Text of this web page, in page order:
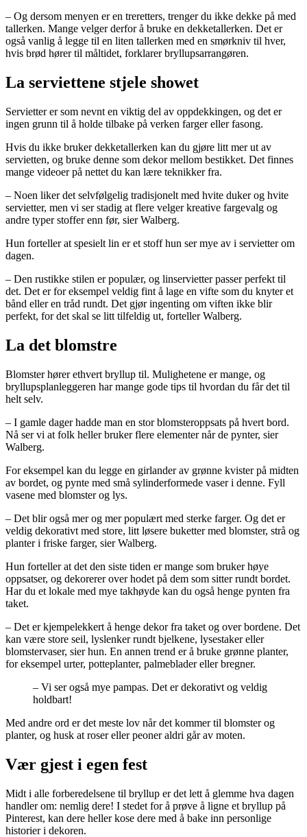
– Og dersom menyen er en treretters, trenger du ikke dekke på med
tallerken. Mange velger derfor å bruke en dekketallerken. Det er
også vanlig å legge til en liten tallerken med en smørkniv til hver,
hvis brød hører til måltidet, forklarer bryllupsarrangøren.
La serviettene stjele showet
Servietter er som nevnt en viktig del av oppdekkingen, og det er
ingen grunn til å holde tilbake på verken farger eller fasong.
Hvis du ikke bruker dekketallerken kan du gjøre litt mer ut av
servietten, og bruke denne som dekor mellom bestikket. Det finnes
mange videoer på nettet du kan lære teknikker fra.
– Noen liker det selvfølgelig tradisjonelt med hvite duker og hvite
servietter, men vi ser stadig at flere velger kreative fargevalg og
andre typer stoffer enn før, sier Walberg.
Hun forteller at spesielt lin er et stoff hun ser mye av i servietter om
dagen.
– Den rustikke stilen er populær, og linservietter passer perfekt til
det. Det er for eksempel veldig fint å lage en vifte som du knyter et
bånd eller en tråd rundt. Det gjør ingenting om viften ikke blir
perfekt, for det skal se litt tilfeldig ut, forteller Walberg.
La det blomstre
Blomster hører ethvert bryllup til. Mulighetene er mange, og
bryllupsplanleggeren har mange gode tips til hvordan du får det til
helt selv.
– I gamle dager hadde man en stor blomsteroppsats på hvert bord.
Nå ser vi at folk heller bruker flere elementer når de pynter, sier
Walberg.
For eksempel kan du legge en girlander av grønne kvister på midten
av bordet, og pynte med små sylinderformede vaser i denne. Fyll
vasene med blomster og lys.
– Det blir også mer og mer populært med sterke farger. Og det er
veldig dekorativt med store, litt løsere buketter med blomster, strå og
planter i friske farger, sier Walberg.
Hun forteller at det den siste tiden er mange som bruker høye
oppsatser, og dekorerer over hodet på dem som sitter rundt bordet.
Har du et lokale med mye takhøyde kan du også henge pynten fra
taket.
– Det er kjempelekkert å henge dekor fra taket og over bordene. Det
kan være store seil, lyslenker rundt bjelkene, lysestaker eller
blomstervaser, sier hun. En annen trend er å bruke grønne planter,
for eksempel urter, potteplanter, palmeblader eller bregner.
– Vi ser også mye pampas. Det er dekorativt og veldig
holdbart!
Med andre ord er det meste lov når det kommer til blomster og
planter, og husk at roser eller peoner aldri går av moten.
Vær gjest i egen fest
Midt i alle forberedelsene til bryllup er det lett å glemme hva dagen
handler om: nemlig dere! I stedet for å prøve å ligne et bryllup på
Pinterest, kan dere heller kose dere med å bake inn personlige
historier i dekoren.